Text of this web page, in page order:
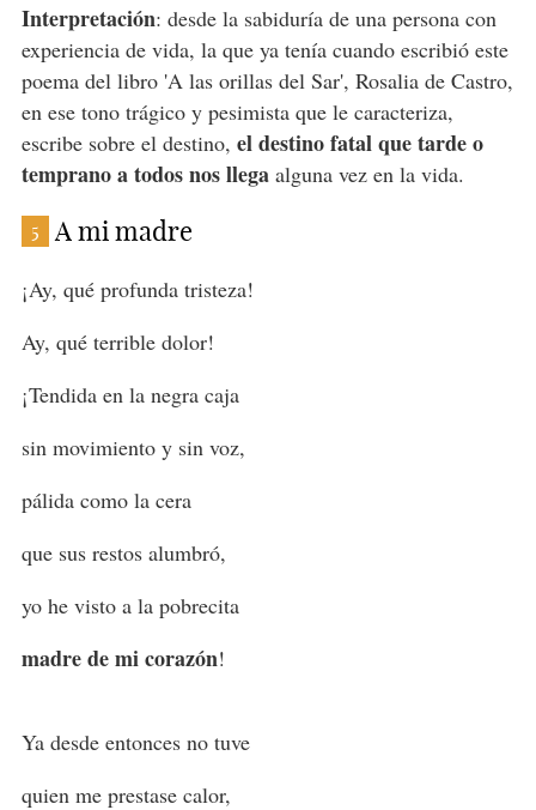
Interpretación: desde la sabiduría de una persona con
experiencia de vida, la que ya tenía cuando escribió este
poema del libro 'A las orillas del Sar', Rosalia de Castro,
en ese tono trágico y pesimista que le caracteriza,
escribe sobre el destino, el destino fatal que tarde o
temprano a todos nos llegaalguna vez en la vida.
5 A mi madre
¡Ay, qué profunda tristeza!
Ay, qué terrible dolor!
¡Tendida en la negra caja
sin movimiento y sin voz,
pálida como la cera
que sus restos alumbró,
yo he visto a la pobrecita
madre de mi corazón!
Ya desde entonces no tuve
quien me prestase calor,